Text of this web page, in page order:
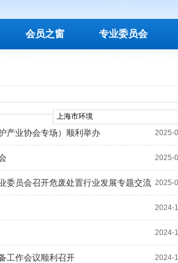
会员之窗 专业委员会
2025-
产业协会专场）顺利举办
2025-
2025-
委员会召开危废处置行业发展专题交流
2024-
2024-
2024-
工作会议顺利召开